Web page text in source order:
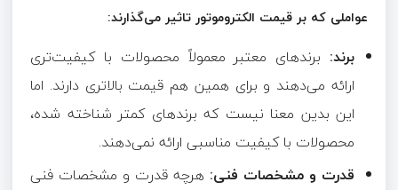
عواملی که بر قیمت الکتروموتور تاثیر می‌گذارند:
برند: برندهای معتبر معمولاً محصولات با کیفیت‌تری
ارائه می‌دهند و برای همین هم قیمت بالاتری دارند. اما
این بدین معنا نیست که برندهای کمتر شناخته شده،
محصولات با کیفیت مناسبی ارائه نمی‌دهند.
قدرت و مشخصات فنی: هرچه قدرت و مشخصات فنی